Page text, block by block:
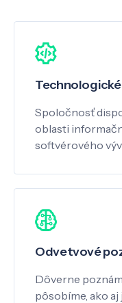
Spoločnosť
oblasti
softvérového
Odvetvové
Dôverne
pôsobíme, ako